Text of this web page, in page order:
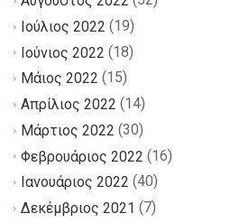
Ιούλιος 2022 (19)
Ιούνιος 2022 (18)
Μάιος 2022 (15)
Απρίλιος 2022 (14)
Μάρτιος 2022 (30)
Φεβρουάριος 2022 (16)
Ιανουάριος 2022 (40)
Δεκέμβριος 2021 (7)